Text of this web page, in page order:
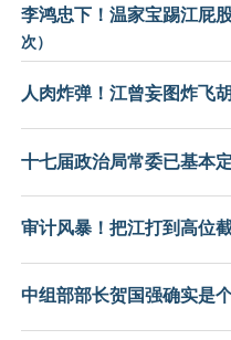
李鸿忠下！温家宝踢江屁
次）
人肉炸弹！江曾妄图炸飞
十七届政治局常委已基本
审计风暴！把江打到高位
中组部部长贺国强确实是